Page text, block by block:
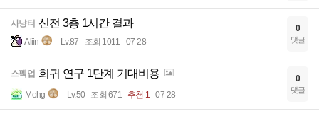
사냥터 신전 3층 1시간 결과
Aliin Lv.87 조회 1011 07-28
0
댓글
스펙업 희귀 연구 1단계 기대비용
Mohg Lv.50 조회 671 추천 1 07-28
0
댓글